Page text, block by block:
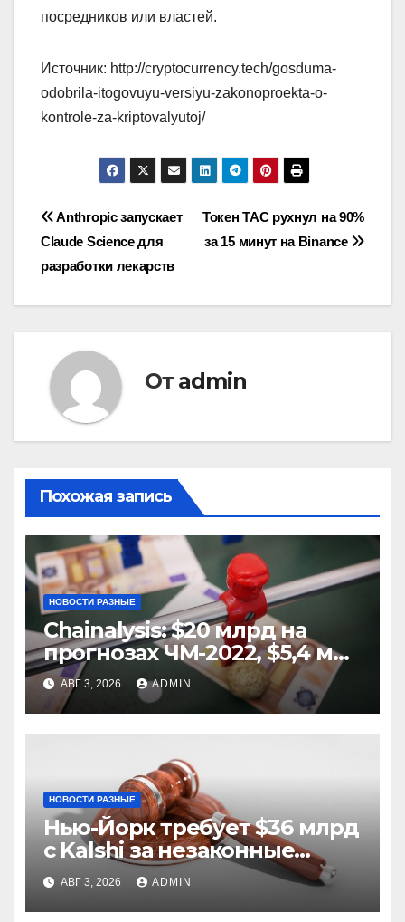
посредников или властей.
Источник: http://cryptocurrency.tech/gosduma-
odobrila-itogovuyu-versiyu-zakonoproekta-o-
kontrole-za-kriptovalyutoj/
Навигация
по
записям
Токен TAC рухнул на 90%
за 15 минут на Binance
Anthropic запускает
Claude Science для
разработки лекарств
От admin
Похожая запись
НОВОСТИ РАЗНЫЕ
Chainalysis: $20 млрд на
прогнозах ЧМ-2022, $5,4 млн
из них незаконные
АВГ 3, 2026 ADMIN
НОВОСТИ РАЗНЫЕ
Нью-Йорк требует $36 млрд
с Kalshi за незаконные
ставки
АВГ 3, 2026 ADMIN